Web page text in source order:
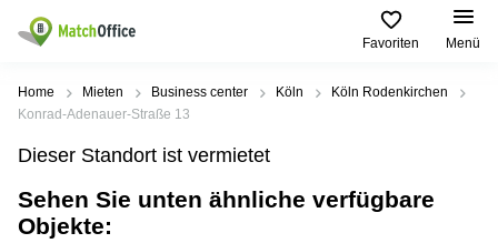
Favoriten Menü
Mieten / Vermieten
Produktseiten
Büro
mieten
Beliebte
Städte
Büro
mieten
Beliebte
Suchanfragen
Regus
Dortmund
Hilfe
Über uns
Home Mieten Business center Köln
Köln Rodenkirchen
Konrad-Adenauer-Straße 13
Dieser Standort ist vermietet
Sehen Sie unten ähnliche verfügbare
Objekte: